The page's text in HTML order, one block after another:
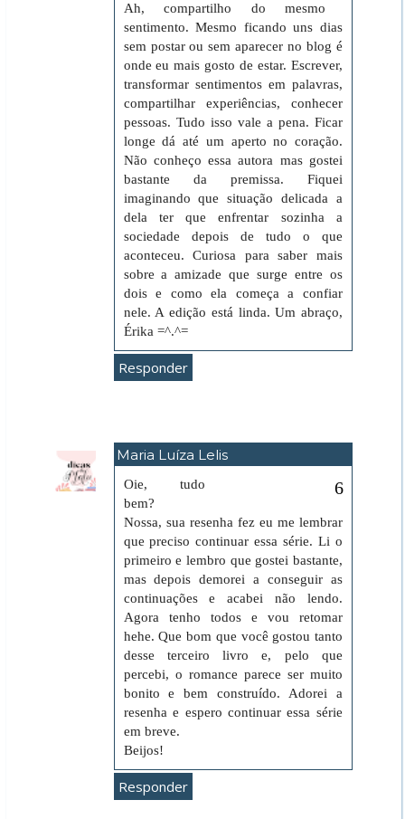
Ah, compartilho do mesmo
sentimento. Mesmo ficando uns dias
sem postar ou sem aparecer no blog é
onde eu mais gosto de estar. Escrever,
transformar sentimentos em palavras,
compartilhar experiências, conhecer
pessoas. Tudo isso vale a pena. Ficar
longe dá até um aperto no coração.
Não conheço essa autora mas gostei
bastante da premissa. Fiquei
imaginando que situação delicada a
dela ter que enfrentar sozinha a
sociedade depois de tudo o que
aconteceu. Curiosa para saber mais
sobre a amizade que surge entre os
dois e como ela começa a confiar
nele. A edição está linda. Um abraço,
Érika =^.^=
Responder
Maria Luíza Lelis
Oie, tudo
bem?
Nossa, sua resenha fez eu me lembrar
que preciso continuar essa série. Li o
primeiro e lembro que gostei bastante,
mas depois demorei a conseguir as
continuações e acabei não lendo.
Agora tenho todos e vou retomar
hehe. Que bom que você gostou tanto
desse terceiro livro e, pelo que
percebi, o romance parece ser muito
bonito e bem construído. Adorei a
resenha e espero continuar essa série
em breve.
Beijos!
Responder